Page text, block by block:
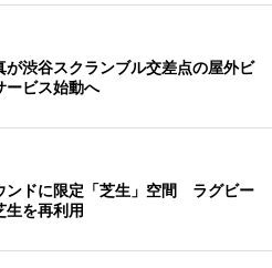
が渋谷スクランブル交差点の屋外ビ
ビス始動へ
ンドに限定「芝生」空間 ラグビー
生を再利用